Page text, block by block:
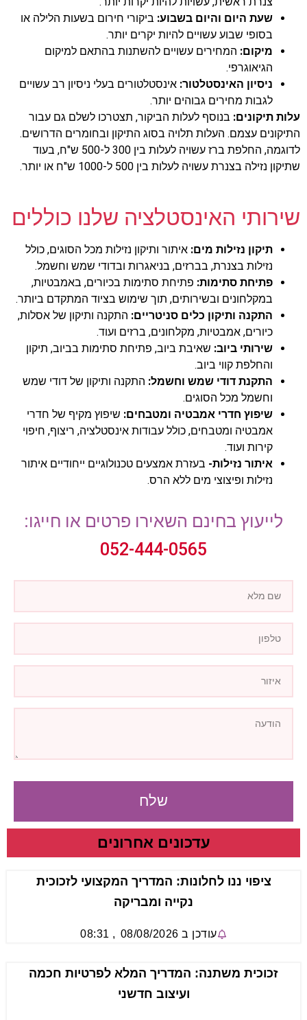
שעת היום והיום בשבוע: ביקורי חירום בשעות הלילה או
בסופי שבוע עשויים להיות יקרים יותר.
מיקום: המחירים עשויים להשתנות בהתאם למיקום
הגיאוגרפי.
ניסיון האינסטלטור: אינסטלטורים בעלי ניסיון רב עשויים
לגבות מחירים גבוהים יותר.
עלות תיקונים: בנוסף לעלות הביקור, תצטרכו לשלם גם עבור
התיקונים עצמם. העלות תלויה בסוג התיקון ובחומרים הדרושים.
לדוגמה, החלפת ברז עשויה לעלות בין 300 ל-500 ש"ח, בעוד
שתיקון נזילה בצנרת עשויה לעלות בין 500 ל-1000 ש"ח או יותר.
שירותי האינסטלציה שלנו כוללים
תיקון נזילות מים: איתור ותיקון נזילות מכל הסוגים, כולל
נזילות בצנרת, בברזים, בניאגרות ובדודי שמש וחשמל.
פתיחת סתימות: פתיחת סתימות בכיורים, באמבטיות,
במקלחונים ובשירותים, תוך שימוש בציוד המתקדם ביותר.
התקנה ותיקון כלים סניטריים: התקנה ותיקון של אסלות,
כיורים, אמבטיות, מקלחונים, ברזים ועוד.
שירותי ביוב: שאיבת ביוב, פתיחת סתימות בביוב, תיקון
והחלפת קווי ביוב.
התקנת דודי שמש וחשמל: התקנה ותיקון של דודי שמש
וחשמל מכל הסוגים.
שיפוץ חדרי אמבטיה ומטבחים: שיפוץ מקיף של חדרי
אמבטיה ומטבחים, כולל עבודות אינסטלציה, ריצוף, חיפוי
קירות ועוד.
איתור נזילות- בעזרת אמצעים טכנולוגיים ייחודיים איתור
נזילות ופיצוצי מים ללא הרס.
לייעוץ בחינם השאירו פרטים או חייגו:
052-444-0565
שלח
עדכונים אחרונים
ציפוי ננו לחלונות: המדריך המקצועי לזכוכית
נקייה ומבריקה
עודכן ב 08/08/2026
,
08:31
זכוכית משתנה: המדריך המלא לפרטיות חכמה
ועיצוב חדשני